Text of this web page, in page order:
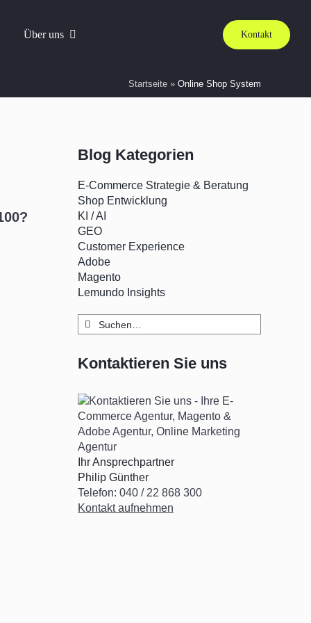
Über uns Kontakt
Startseite » Online Shop System
Blog Kategorien
E-Commerce Strategie & Beratung
Shop Entwicklung
KI / AI
GEO
Customer Experience
Adobe
Magento
Lemundo Insights
Suche
nach:
Kontaktieren Sie uns
Ihr Ansprechpartner
Philip Günther
Telefon: 040 / 22 868 300
Kontakt aufnehmen